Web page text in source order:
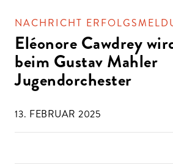
NACHRICHT
Eléonore Cawdrey
beim Gustav Mahler
Jugendorchester
13. FEBRUAR 2025